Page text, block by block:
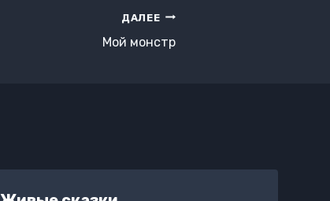
ДАЛЕЕ
Мой монстр